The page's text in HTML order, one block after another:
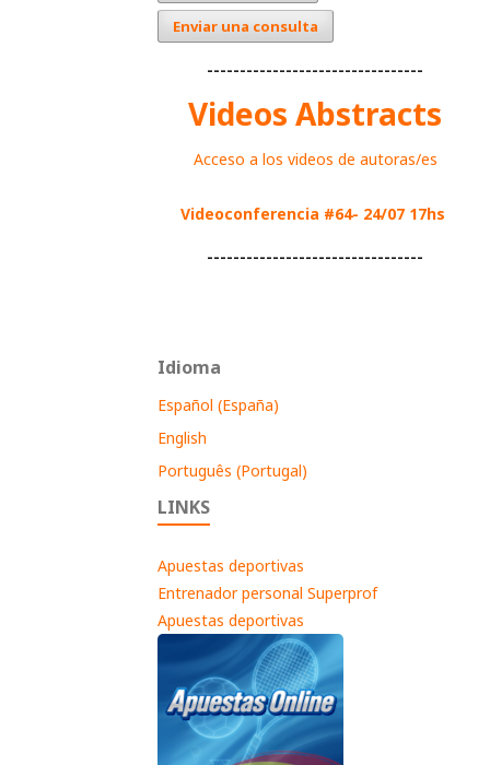
Enviar una consulta
---------------------------------
Videos Abstracts
Acceso a los videos de autoras/es
Videoconferencia #64- 24/07 17hs
---------------------------------
Idioma
Español (España)
English
Português (Portugal)
LINKS
Apuestas deportivas
Entrenador personal Superprof
Apuestas deportivas